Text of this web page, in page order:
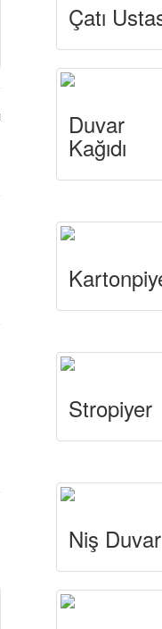
Çatı
Duvar
Kağıdı
Stropiyer
Niş Duvar